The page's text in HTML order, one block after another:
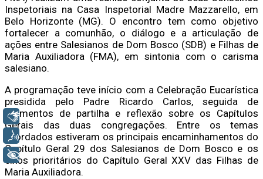
Inspetoriais na Casa Inspetorial Madre Mazzarello, em
Belo Horizonte (MG). O encontro tem como objetivo
fortalecer a comunhão, o diálogo e a articulação de
ações entre Salesianos de Dom Bosco (SDB) e Filhas de
Maria Auxiliadora (FMA), em sintonia com o carisma
salesiano.
A programação teve início com a Celebração Eucarística
presidida pelo Padre Ricardo Carlos, seguida de
momentos de partilha e reflexão sobre os Capítulos
Gerais das duas congregações. Entre os temas
abordados estiveram os principais encaminhamentos do
Capítulo Geral 29 dos Salesianos de Dom Bosco e os
eixos prioritários do Capítulo Geral XXV das Filhas de
Maria Auxiliadora.
Libras
Voz
+ Acessibilidade